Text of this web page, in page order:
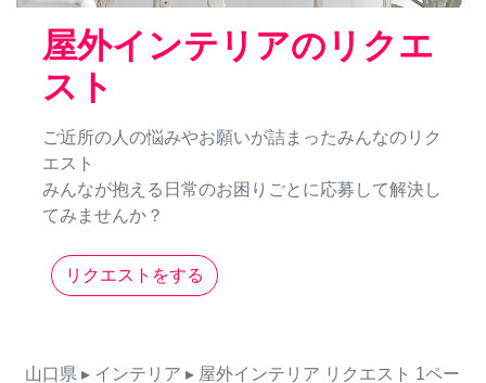
屋外インテリアのリクエ
スト
ご近所の人の悩みやお願いが詰まったみんなのリク
エスト
みんなが抱える日常のお困りごとに応募して解決し
てみませんか？
リクエストをする
山口県 ▸ インテリア ▸ 屋外インテリア リクエスト 1ペー